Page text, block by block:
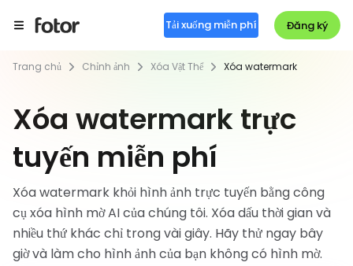
Tải xuống miễn phí Đăng ký
Trang chủ Chỉnh ảnh Xóa Vật Thể Xóa watermark
Xóa watermark trực
tuyến miễn phí
Xóa watermark khỏi hình ảnh trực tuyến bằng công
cụ xóa hình mờ AI của chúng tôi. Xóa dấu thời gian và
nhiều thứ khác chỉ trong vài giây. Hãy thử ngay bây
giờ và làm cho hình ảnh của bạn không có hình mờ.